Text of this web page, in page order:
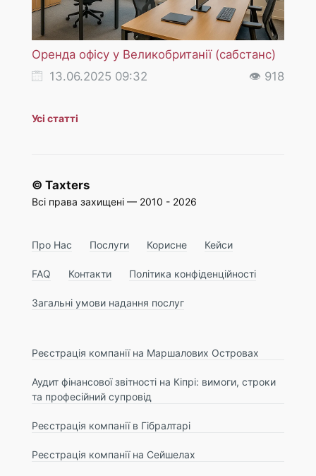
Оренда офісу у Великобританії (сабстанс)
13.06.2025 09:32
👁 918
Усі статті
© Taxters
Всі права захищені — 2010 - 2026
Про Нас Послуги Корисне Кейси
FAQ Контакти Політика конфіденційності
Загальні умови надання послуг
Реєстрація компанії на Маршалових Островах
Аудит фінансової звітності на Кіпрі: вимоги, строки
та професійний супровід
Реєстрація компанії в Гібралтарі
Реєстрація компанії на Сейшелах